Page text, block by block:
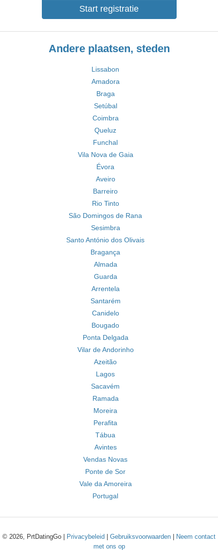
Start registratie
Andere plaatsen, steden
Lissabon
Amadora
Braga
Setúbal
Coimbra
Queluz
Funchal
Vila Nova de Gaia
Évora
Aveiro
Barreiro
Rio Tinto
São Domingos de Rana
Sesimbra
Santo António dos Olivais
Bragança
Almada
Guarda
Arrentela
Santarém
Canidelo
Bougado
Ponta Delgada
Vilar de Andorinho
Azeitão
Lagos
Sacavém
Ramada
Moreira
Perafita
Tábua
Avintes
Vendas Novas
Ponte de Sor
Vale da Amoreira
Portugal
© 2026, PrtDatingGo | Privacybeleid Gebruiksvoorwaarden
Neem contact
met ons op